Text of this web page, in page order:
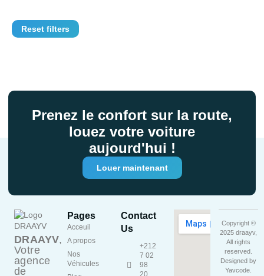
Reset filters
Prenez le confort sur la route,
louez votre voiture
aujourd'hui !
Louer maintenant
DRAAYV,
Votre
agence
de
Pages
Acceuil
A propos
Nos
Véhicules
Contact
Us
+212
7 02
98
20
Copyright ©
2025 draayv,
All rights
reserved.
Designed by
Yavcode